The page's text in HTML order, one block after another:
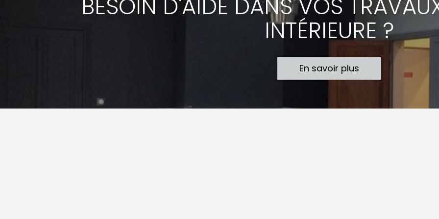
BESOIN D'AIDE DANS VOS
INTÉRIEURE ?
En savoir plus